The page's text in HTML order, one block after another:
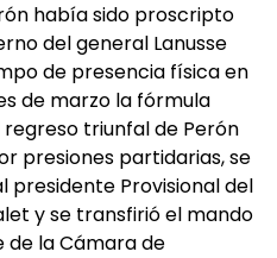
había sido proscripto
del general Lanusse
de presencia física en
de marzo la fórmula
triunfal de Perón
presiones partidarias, se
presidente Provisional del
y se transfirió el mando
de la Cámara de